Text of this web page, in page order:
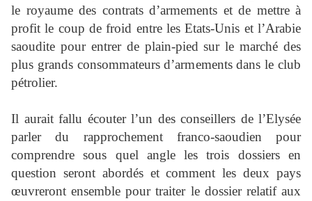
le royaume des contrats d’armements et de mettre à
profit le coup de froid entre les Etats-Unis et l’Arabie
saoudite pour entrer de plain-pied sur le marché des
plus grands consommateurs d’armements dans le club
pétrolier.
Il aurait fallu écouter l’un des conseillers de l’Elysée
parler du rapprochement franco-saoudien pour
comprendre sous quel angle les trois dossiers en
question seront abordés et comment les deux pays
œuvreront ensemble pour traiter le dossier relatif aux